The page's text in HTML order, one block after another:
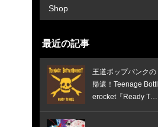
Shop
最近の記事
王道ポップパンクの
帰還！Teenage Bottl
erocket『Ready To